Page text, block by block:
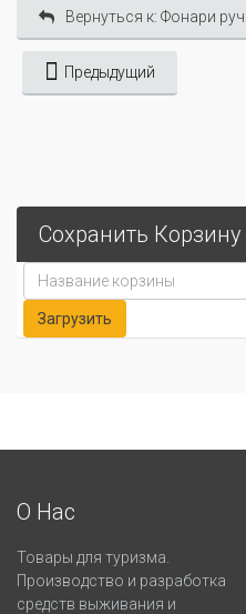
Вернуться к: Фонари
Предыдущий
Сохранить Корзину
О Нас
Товары для туризма.
Производство и разработка
средств выживания и